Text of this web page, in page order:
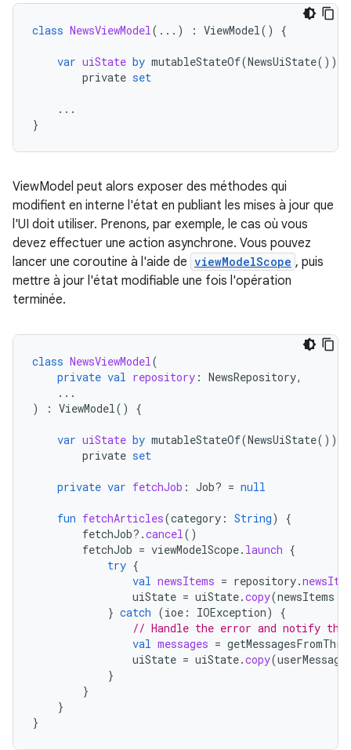
class NewsViewModel(...) : ViewModel() {
var uiState by mutableStateOf(NewsUiState())
private set
...
}
ViewModel peut alors exposer des méthodes qui
modifient en interne l'état en publiant les mises à jour que
l'UI doit utiliser. Prenons, par exemple, le cas où vous
devez effectuer une action asynchrone. Vous pouvez
lancer une coroutine à l'aide de viewModelScope , puis
mettre à jour l'état modifiable une fois l'opération
terminée.
class NewsViewModel(
private val repository : NewsRepository,
...
)
: ViewModel() {
var uiState by mutableStateOf(NewsUiState())
private set
private var fetchJob : Job? = null
fun fetchArticles(category : String)
{
fetchJob?.cancel()
fetchJob = viewModelScope. launch {
try {
val newsItems = repository.
uiState = uiState.copy(newsItems
} catch (ioe : IOException)
{
// Handle the error and notify the
val messages =
uiState = uiState.copy(
}
}
}
}